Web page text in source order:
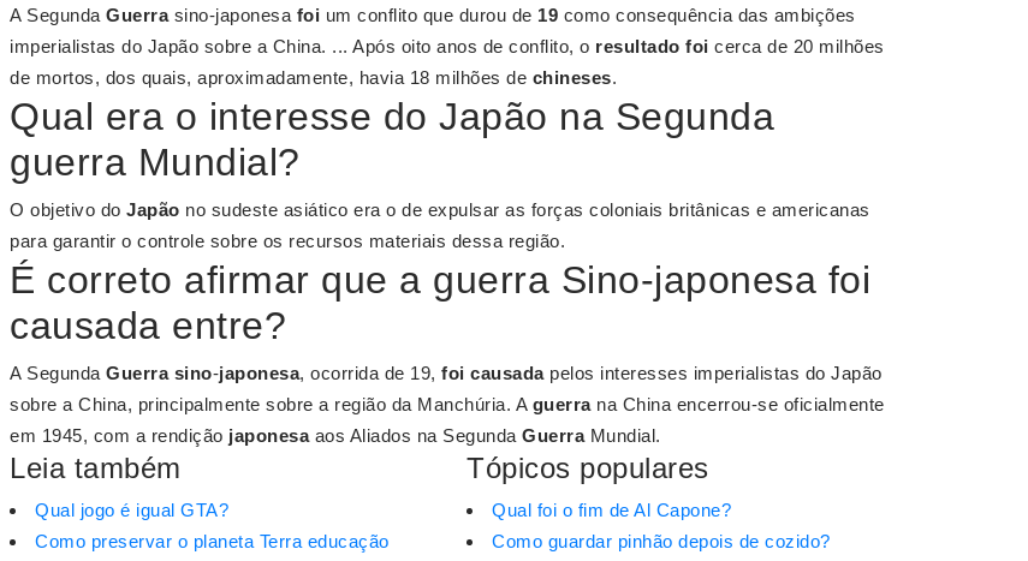
A Segunda Guerrasino-japonesa foi um conflito que durou de 19 como consequência das ambições
imperialistas do Japão sobre a China. ... Após oito anos de conflito, o resultado foi cerca de 20 milhões
de mortos, dos quais, aproximadamente, havia 18 milhões de chineses.
Qual era o interesse do Japão na Segunda
guerra Mundial?
O objetivo do Japão no sudeste asiático era o de expulsar as forças coloniais britânicas e americanas
para garantir o controle sobre os recursos materiais dessa região.
É correto afirmar que a guerra Sino-japonesa foi
causada entre?
A Segunda Guerra sino-japonesa, ocorrida de 19, foi causadapelos interesses imperialistas do Japão
sobre a China, principalmente sobre a região da Manchúria. A guerrana China encerrou-se oficialmente
em 1945, com a rendição japonesaaos Aliados na Segunda GuerraMundial.
Leia também
Qual jogo é igual GTA?
Como preservar o planeta Terra educação
Tópicos populares
Qual foi o fim de Al Capone?
Como guardar pinhão depois de cozido?